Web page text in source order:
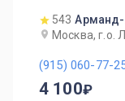
543 Арманд-
Москва, г.о.
(915) 060-77-
4 100